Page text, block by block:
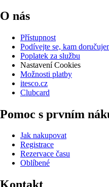
O nás
Přístupnost
Podívejte se, kam
Poplatek za službu
Nastavení Cookies
Možnosti platby
itesco.cz
Clubcard
Pomoc s prvním
Jak nakupovat
Registrace
Rezervace času
Oblíbené